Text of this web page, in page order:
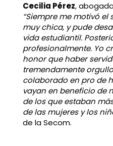
Cecilia Pérez,
“Siempre me motivó
muy chica, y pude
vida estudiantil.
profesionalmente. Yo
honor que haber
tremendamente
colaborado en pro de
vayan en beneficio de
de los que estaban
de las mujeres y los
de la Secom.